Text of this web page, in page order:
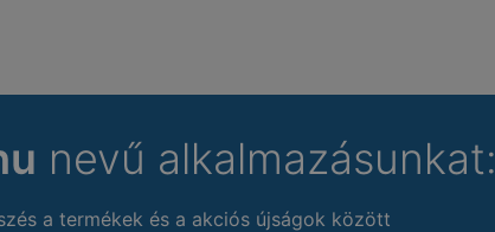
nevű alkalmazásunkat:
a termékek és a akciós újságok között